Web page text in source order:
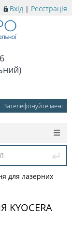
Вхід | Реєстрація
для лазерних